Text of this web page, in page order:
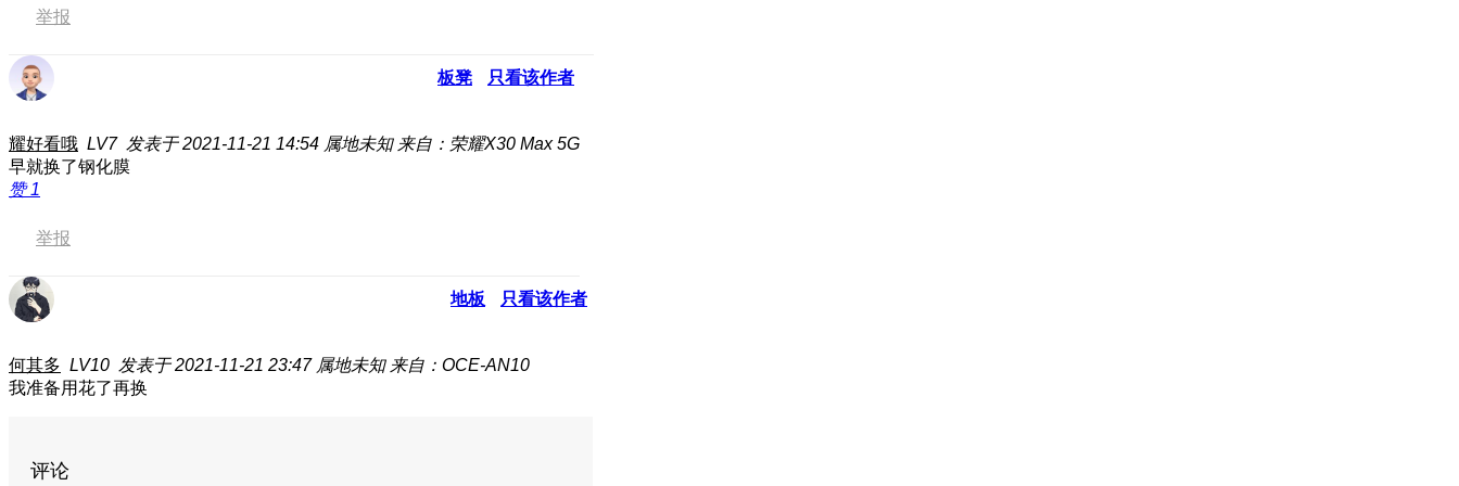
举报
板凳 只看该作者
耀好看哦 LV7 发表于 2021-11-21 14:54 属地未知 来自：荣耀X30 Max 5G
早就换了钢化膜
赞1
举报
地板 只看该作者
何其多 LV10 发表于 2021-11-21 23:47 属地未知 来自：OCE-AN10
我准备用花了再换
评论